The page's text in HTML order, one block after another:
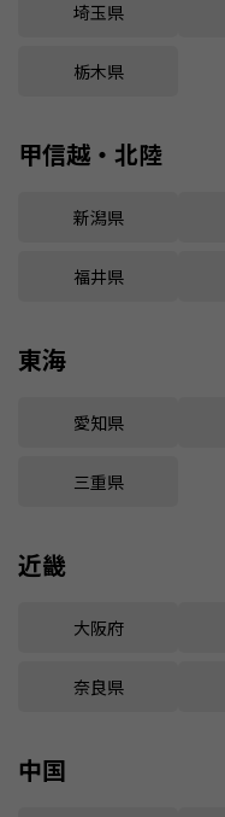
埼玉県
栃木県
甲信越・北陸
新潟県
福井県
東海
愛知県
三重県
近畿
大阪府
奈良県
中国